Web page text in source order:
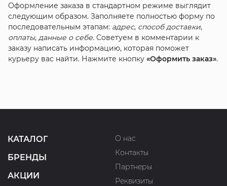
Оформление заказа в стандартном режиме выглядит
следующим образом. Заполняете полностью форму по
последовательным этапам: адрес, способ доставки,
оплаты, данные о себе. Советуем в комментарии к
заказу написать информацию, которая поможет
курьеру вас найти. Нажмите кнопку «Оформить заказ».
КАТАЛОГ
БРЕНДЫ
АКЦИИ
О нас
Контакты
Партнеры
Реквизиты